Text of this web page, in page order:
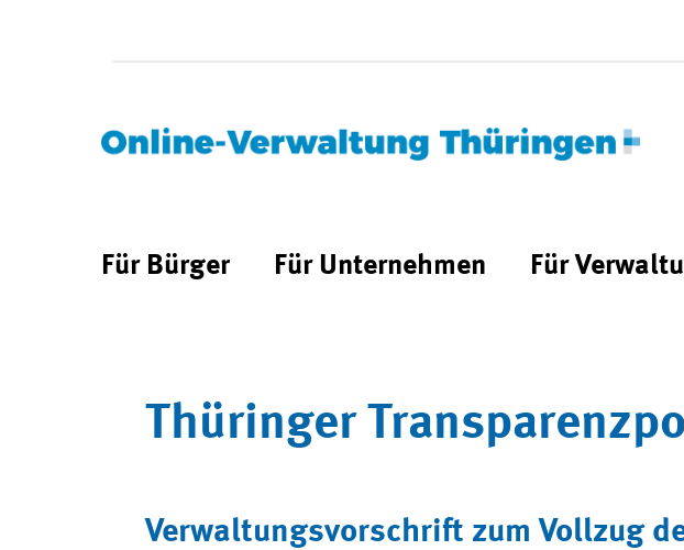
Für Bürger Für Unternehmen Für
Thüringer
Verwaltungsvorschrift zum Vollzug